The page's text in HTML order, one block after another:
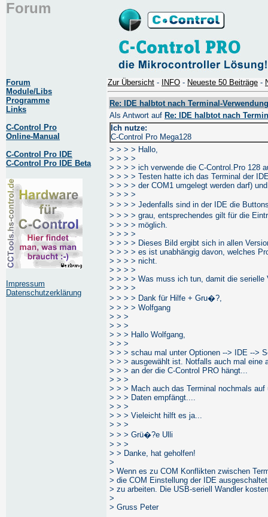
Forum
Forum
Module/Libs
Programme
Links
C-Control Pro
Online-Manual
C-Control Pro IDE
C-Control Pro IDE Beta
Impressum
Datenschutzerklärung
Zur Übersicht - INFO - Neueste 50 Beiträge -
Re: IDE halbtot nach Terminal-Verwendung
Als Antwort auf Re: IDE halbtot nach
Ich nutze:
C-Control Pro Mega128
> > > > Hallo,
> > > >
> > > > ich verwende die C-Control.Pro 128
> > > > Testen hatte ich das Terminal der
> > > > der COM1 umgelegt werden darf)
> > > >
> > > > Jedenfalls sind in der IDE die
> > > > grau, entsprechendes gilt für die
> > > > möglich.
> > > >
> > > > Dieses Bild ergibt sich in allen
> > > > es ist unabhängig davon, welches
> > > > nicht.
> > > >
> > > > Was muss ich tun, damit die serielle
> > > >
> > > > Dank für Hilfe + Gru�?,
> > > > Wolfgang
> > >
> > >
> > > Hallo Wolfgang,
> > >
> > > schau mal unter Optionen --> IDE -->
> > > ausgewählt ist. Notfalls auch mal eine
> > > an der die C-Control PRO hängt...
> > >
> > > Mach auch das Terminal nochmals
> > > Daten empfängt....
> > >
> > > Vieleicht hilft es ja...
> > >
> > > Grü�?e Ulli
> > >
> > Danke, hat geholfen!
>
> Wenn es zu COM Konflikten zwischen
> die COM Einstellung der IDE
> zu arbeiten. Die USB-seriell Wandler
>
> Gruss Peter